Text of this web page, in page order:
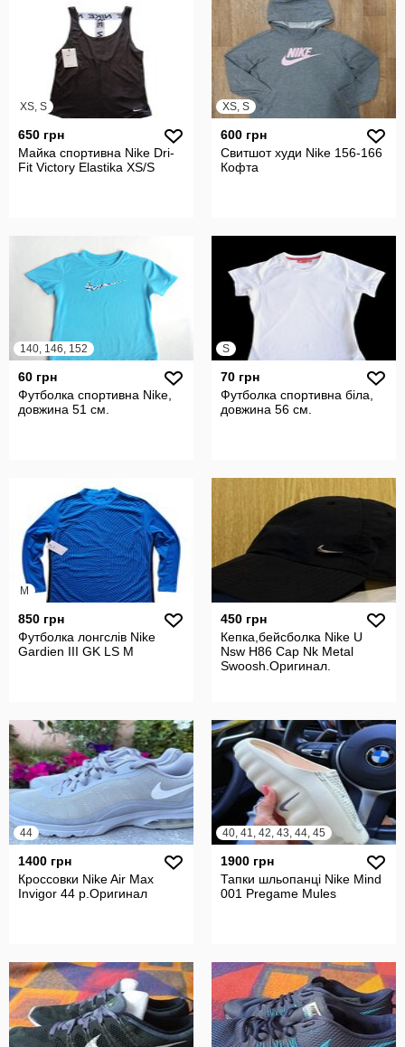
XS, S
650 грн
Майка спортивна Nike Dri-
Fit Victory Elastika XS/S
XS, S
600 грн
Свитшот худи Nike 156-166
Кофта
140, 146, 152
60 грн
Футболка спортивна Nike,
довжина 51 см.
S
70 грн
Футболка спортивна біла,
довжина 56 см.
M
850 грн
Футболка лонгслів Nike
Gardien III GK LS М
450 грн
Кепка,бейсболка Nike U
Nsw H86 Cap Nk Metal
Swoosh.Оригинал.
44
1400 грн
Кроссовки Nike Air Max
Invigor 44 р.Оригинал
40, 41, 42, 43, 44, 45
1900 грн
Тапки шльопанці Nike Mind
001 Pregame Mules